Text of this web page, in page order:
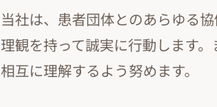
当社は、患者団体とのあらゆる
理観を持って誠実に行動します
相互に理解するよう努めます。